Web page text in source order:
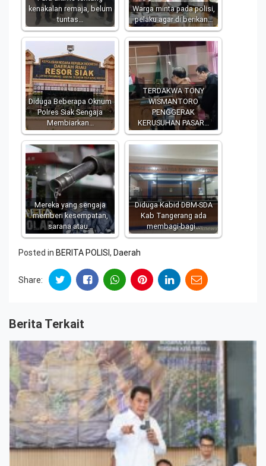
kenakalan remaja, belum
tuntas…
Warga minta pada polisi,
pelaku agar di berikan…
Diduga Beberapa Oknum
Polres Siak Sengaja
Membiarkan…
TERDAKWA TONY
WISMANTORO
PENGGERAK
KERUSUHAN PASAR…
Mereka yang sengaja
memberi kesempatan,
sarana atau…
Diduga Kabid DBM-SDA
Kab Tangerang ada
membagi-bagi…
Posted in BERITA POLISI , Daerah
Share:
Berita Terkait